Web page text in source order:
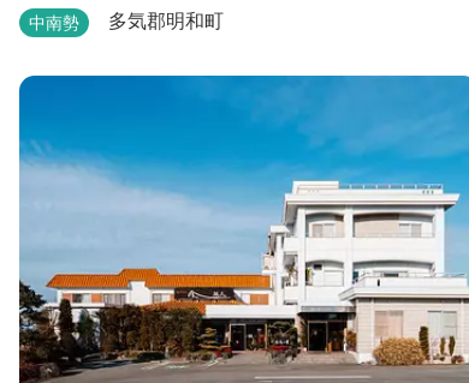
ドのホールが7つあるショートコース）などもありま
す。周辺観光地には、伊勢志摩国立公園の玄関口に
中南勢 多気郡明和町